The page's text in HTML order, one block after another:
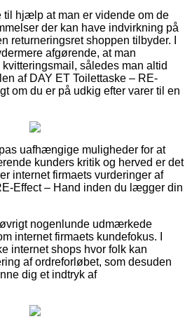
hjælp at man er vidende om de
der kan have indvirkning på
returneringsret shoppen tilbyder. I
afgørende, at man
således man altid
af DAY ET Toilettaske – RE-
om du er på udkig efter varer til en
uafhængige muligheder for at
kunders kritik og herved er det
internet firmaets vurderinger af
Effect – Hand inden du lægger din
nogenlunde udmærkede
internet firmaets kundefokus. I
internet shops hvor folk kan
af ordreforløbet, som desuden
dig et indtryk af